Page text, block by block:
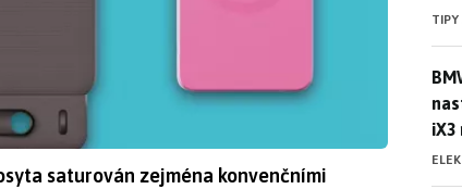
saturován zejména konvenčními
iX3